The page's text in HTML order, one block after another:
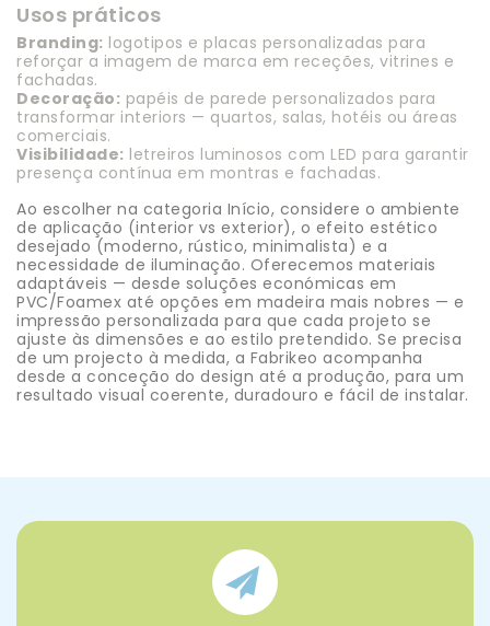
Usos práticos
Branding: logotipos e placas personalizadas para
reforçar a imagem de marca em receções, vitrines e
fachadas.
Decoração: papéis de parede personalizados para
transformar interiors — quartos, salas, hotéis ou áreas
comerciais.
Visibilidade: letreiros luminosos com LED para garantir
presença contínua em montras e fachadas.
Ao escolher na categoria Início, considere o ambiente
de aplicação (interior vs exterior), o efeito estético
desejado (moderno, rústico, minimalista) e a
necessidade de iluminação. Oferecemos materiais
adaptáveis — desde soluções económicas em
PVC/Foamex até opções em madeira mais nobres — e
impressão personalizada para que cada projeto se
ajuste às dimensões e ao estilo pretendido. Se precisa
de um projecto à medida, a Fabrikeo acompanha
desde a conceção do design até a produção, para um
resultado visual coerente, duradouro e fácil de instalar.